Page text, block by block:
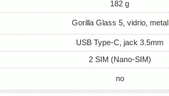
182 g
Gorilla Glass 5, vidrio, metal
USB Type-C, jack 3.5mm
2 SIM (Nano-SIM)
no